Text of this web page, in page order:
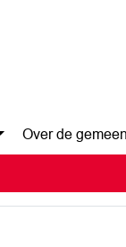
Over de